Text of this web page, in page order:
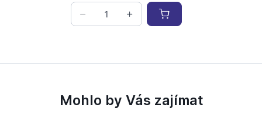
Mohlo by Vás zajímat